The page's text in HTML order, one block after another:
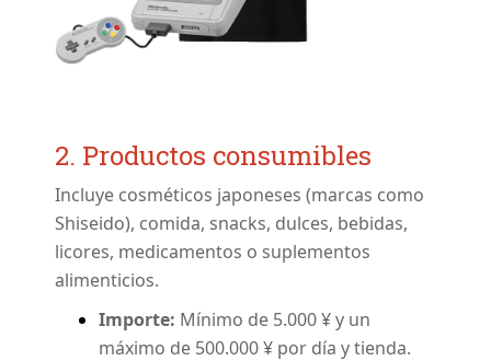
2. Productos consumibles
Incluye cosméticos japoneses (marcas como
Shiseido), comida, snacks, dulces, bebidas,
licores, medicamentos o suplementos
alimenticios.
Importe: Mínimo de 5.000 ¥ y un
máximo de 500.000 ¥ por día y tienda.